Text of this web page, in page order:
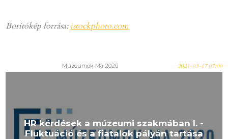
Borítókép forrása:istockphoto.com
Múzeumok Ma 2020 2021-03-17 07:00
HR kérdések a múzeumi szakmában I. -
Fluktuáció és a fiatalok pályán tartása